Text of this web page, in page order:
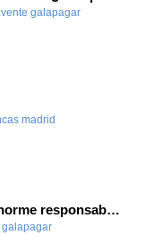
galapagar-
madrid
Podcast 25/26 - La enorme responsabilidad de ser juez
galapagar-